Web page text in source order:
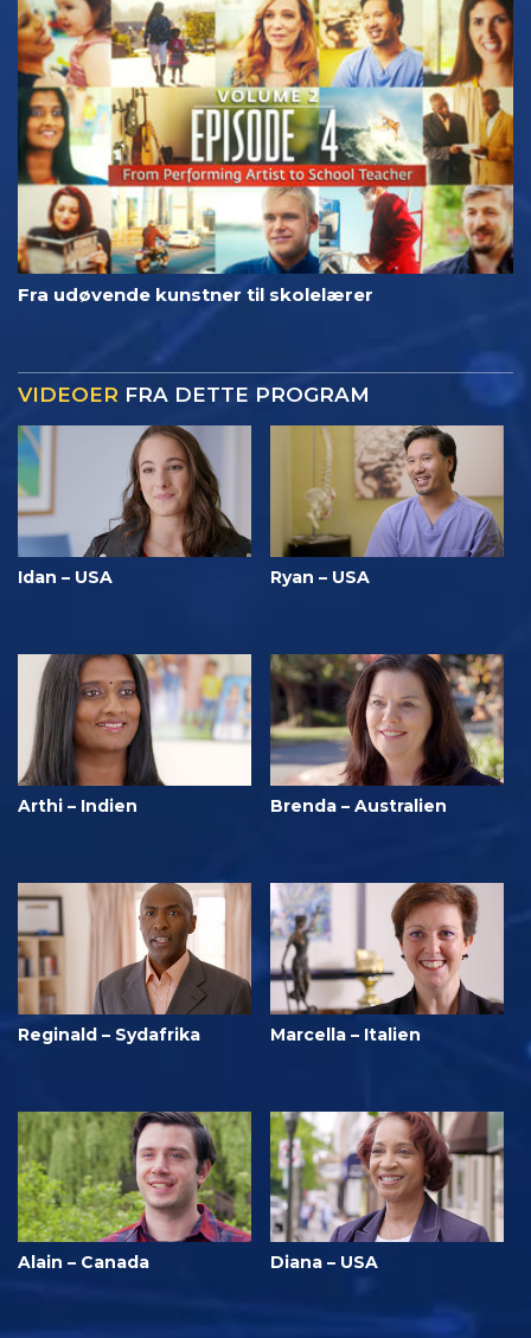
Fra udøvende kunstner til skolelærer
VIDEOER FRA DETTE PROGRAM
Idan – USA Ryan – USA
Arthi – Indien Brenda – Australien
Reginald – Sydafrika Marcella – Italien
Alain – Canada Diana – USA